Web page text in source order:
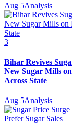
Aug 5Analysis
3
Bihar Revives
New Sugar Mills
Across State
Aug 5Analysis